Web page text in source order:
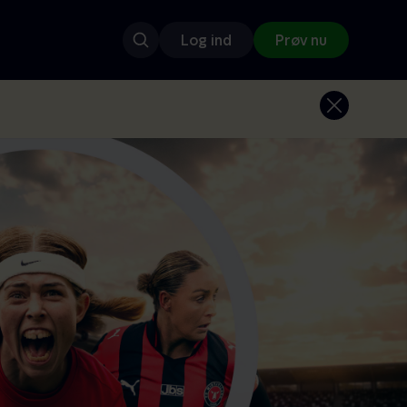
Log ind Prøv nu